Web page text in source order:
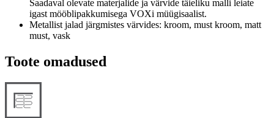
Saadaval olevate materjalide ja värvide täieliku malli leiate
igast mööblipakkumisega VOXi müügisaalist.
Metallist jalad järgmistes värvides: kroom, must kroom, matt
must, vask
Toote omadused